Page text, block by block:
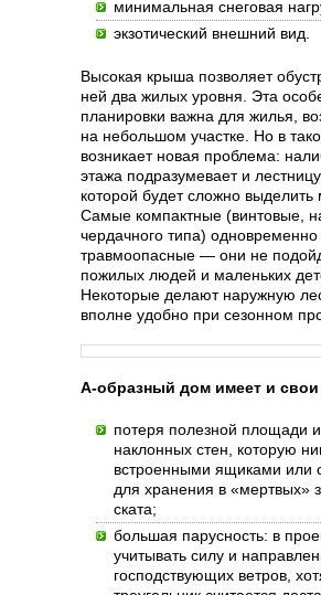
минимальная снеговая
экзотический внешний вид.
Высокая крыша позволяет
ней два жилых уровня. Эта
планировки важна для жилья,
на небольшом участке. Но в
возникает новая проблема:
этажа подразумевает и
которой будет сложно выделить
Самые компактные (винтовые,
чердачного типа)
травмоопасные — они не
пожилых людей и маленьких
Некоторые делают наружную
вполне удобно при сезонном
А-образный дом имеет и
потеря полезной площади
наклонных стен, которую
встроенными ящиками или
для хранения в «мертвых»
ската;
большая парусность: в
учитывать силу и
господствующих ветров,